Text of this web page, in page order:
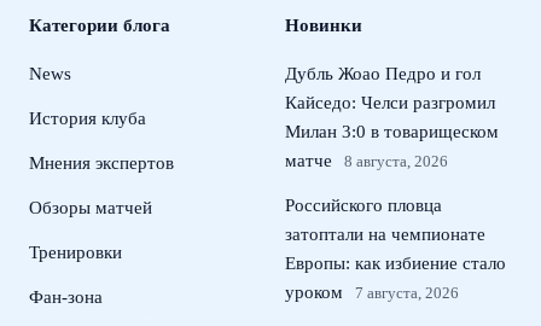
Категории блога
News
История клуба
Мнения экспертов
Обзоры матчей
Тренировки
Фан-зона
Новинки
Дубль Жоао Педро и гол
Кайседо: Челси разгромил
Милан 3:0 в товарищеском
матче
8 августа, 2026
Российского пловца
затоптали на чемпионате
Европы: как избиение стало
уроком
7 августа, 2026